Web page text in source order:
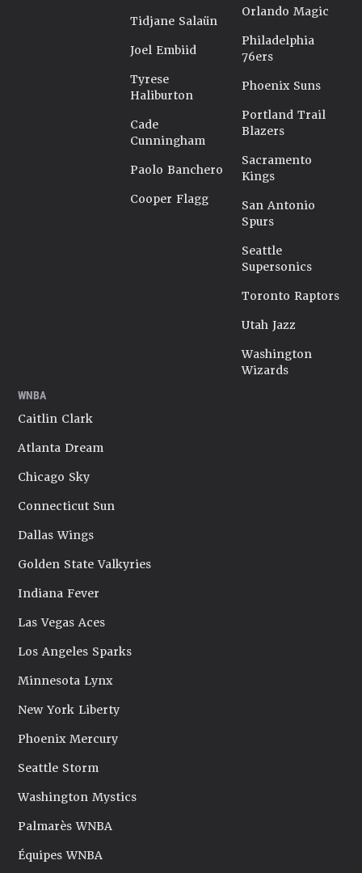
Tidjane Salaün
Joel Embiid
Tyrese
Haliburton
Cade
Cunningham
Paolo Banchero
Cooper Flagg
Orlando Magic
Philadelphia
76ers
Phoenix Suns
Portland Trail
Blazers
Sacramento
Kings
San Antonio
Spurs
Seattle
Supersonics
Toronto Raptors
Utah Jazz
Washington
Wizards
WNBA
Caitlin Clark
Atlanta Dream
Chicago Sky
Connecticut Sun
Dallas Wings
Golden State Valkyries
Indiana Fever
Las Vegas Aces
Los Angeles Sparks
Minnesota Lynx
New York Liberty
Phoenix Mercury
Seattle Storm
Washington Mystics
Palmarès WNBA
Équipes WNBA